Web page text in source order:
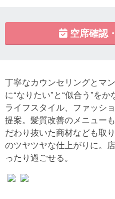
空席確認
丁寧なカウンセリングとマ
に“なりたい”と“似合う”を
ライフスタイル、ファッシ
提案。髪質改善のメニュー
だわり抜いた商材なども取
のツヤツヤな仕上がりに。
ったり過ごせる。